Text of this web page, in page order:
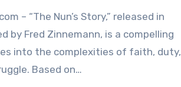
by Fred Zinnemann, is a compelling
into the complexities of faith, duty,
Based on…